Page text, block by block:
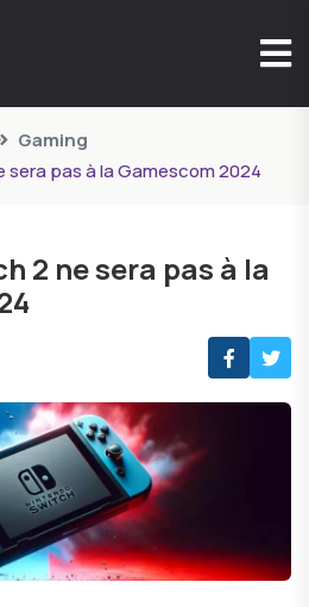
Gaming
sera pas à la Gamescom 2024
2 ne sera pas à la